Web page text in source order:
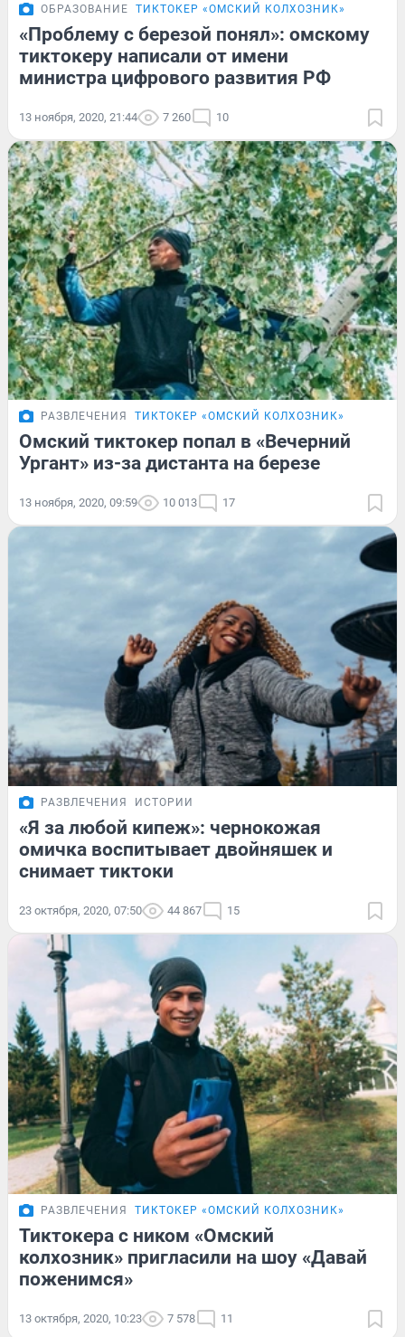
ОБРАЗОВАНИЕ ТИКТОКЕР «ОМСКИЙ КОЛХОЗНИК»
«Проблему с березой понял»: омскому
тиктокеру написали от имени
министра цифрового развития РФ
13 ноября, 2020, 21:44 7 260 10
РАЗВЛЕЧЕНИЯ ТИКТОКЕР «ОМСКИЙ КОЛХОЗНИК»
Омский тиктокер попал в «Вечерний
Ургант» из-за дистанта на березе
13 ноября, 2020, 09:59 10 013 17
РАЗВЛЕЧЕНИЯ ИСТОРИИ
«Я за любой кипеж»: чернокожая
омичка воспитывает двойняшек и
снимает тиктоки
23 октября, 2020, 07:50 44 867 15
РАЗВЛЕЧЕНИЯ ТИКТОКЕР «ОМСКИЙ КОЛХОЗНИК»
Тиктокера с ником «Омский
колхозник» пригласили на шоу «Давай
поженимся»
13 октября, 2020, 10:23 7 578 11